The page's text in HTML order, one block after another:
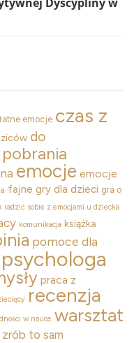
emocje czas z
do
emocje emocje
fajne gry dla dzieci gra o
radzić sobie z emocjami u dziecka
komunikacja książka
pomoce dla
praca z
recenzja
w nauce warsztat
zrób to sam